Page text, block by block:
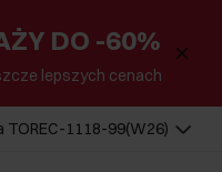
DO -60%
lepszych cenach
1118-99(W26)